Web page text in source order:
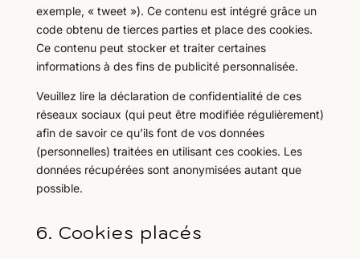
exemple, « tweet »). Ce contenu est intégré grâce un
code obtenu de tierces parties et place des cookies.
Ce contenu peut stocker et traiter certaines
informations à des fins de publicité personnalisée.
Veuillez lire la déclaration de confidentialité de ces
réseaux sociaux (qui peut être modifiée régulièrement)
afin de savoir ce qu’ils font de vos données
(personnelles) traitées en utilisant ces cookies. Les
données récupérées sont anonymisées autant que
possible.
6. Cookies placés